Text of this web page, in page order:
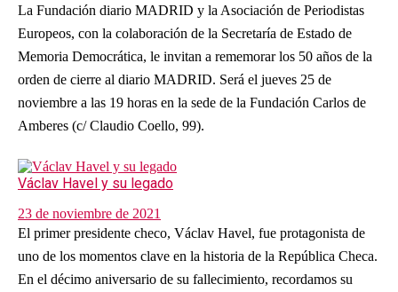
La Fundación diario MADRID y la Asociación de Periodistas
Europeos, con la colaboración de la Secretaría de Estado de
Memoria Democrática, le invitan a rememorar los 50 años de la
orden de cierre al diario MADRID. Será el jueves 25 de
noviembre a las 19 horas en la sede de la Fundación Carlos de
Amberes (c/ Claudio Coello, 99).
Václav Havel y su legado
23 de noviembre de 2021
El primer presidente checo, Václav Havel, fue protagonista de
uno de los momentos clave en la historia de la República Checa.
En el décimo aniversario de su fallecimiento, recordamos su